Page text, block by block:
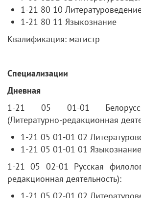
1-21 80 10
1-21 80 11 Языкознание
Квалификация: магистр
Специализации
Дневная
1-21 05 01-01
(Литературно-редакционная
1-21 05 01-01 02
1-21 05 01-01 01 Языкознание
1-21 05 02-01 Русская
редакционная деятельность):
1-21 05 02-01 02